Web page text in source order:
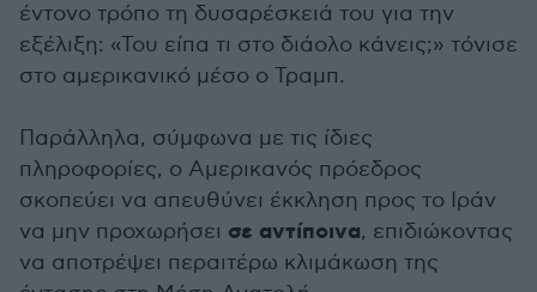
έντονο τρόπο τη δυσαρέσκειά του για την
εξέλιξη: «Του είπα τι στο διάολο κάνεις;» τόνισε
στο αμερικανικό μέσο ο Τραμπ.
Παράλληλα, σύμφωνα με τις ίδιες
πληροφορίες, ο Αμερικανός πρόεδρος
σκοπεύει να απευθύνει έκκληση προς το Ιράν
να μην προχωρήσει σε αντίποινα, επιδιώκοντας
να αποτρέψει περαιτέρω κλιμάκωση της